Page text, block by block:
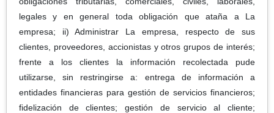
legales y en general toda obligación que ataña a La
empresa; ii) Administrar La empresa, respecto de sus
clientes, proveedores, accionistas y otros grupos de interés;
frente a los clientes la información recolectada pude
utilizarse, sin restringirse a: entrega de información a
entidades financieras para gestión de servicios financieros;
fidelización de clientes; gestión de servicio al cliente;